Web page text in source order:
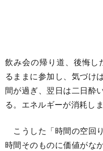
飲み会の帰り道、後悔
るままに参加し、気づけ
間が過ぎ、翌日は二日酔
る。エネルギーが消耗しま
こうした「時間の空回
時間そのものに価値がな